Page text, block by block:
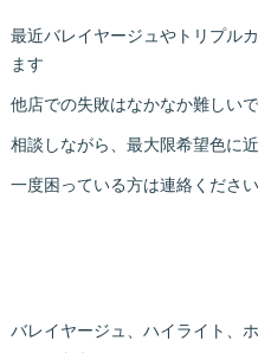
最近バレイヤージュやトリプル
ます
他店での失敗はなかなか難しい
相談しながら、最大限希望色に
一度困っている方は連絡ください
バレイヤージュ、ハイライト、